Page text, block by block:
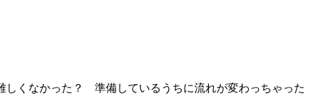
くなかった？ 準備しているうちに流れが変わっちゃった